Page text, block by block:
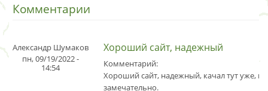
Комментарии
Александр Шумаков
пн, 09/19/2022 -
14:54
Хороший сайт, надежный
Комментарий:
Хороший сайт, надежный, качал тут уже,
замечательно.